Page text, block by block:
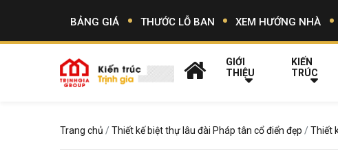
BẢNG GIÁ THƯỚC LỖ BAN XEM HƯỚNG NHÀ
GIỚI
THIỆU
KIẾN
TRÚC
Trang chủ Thiết kế biệt thự lâu đài Pháp tân cổ điển đẹp Thiết